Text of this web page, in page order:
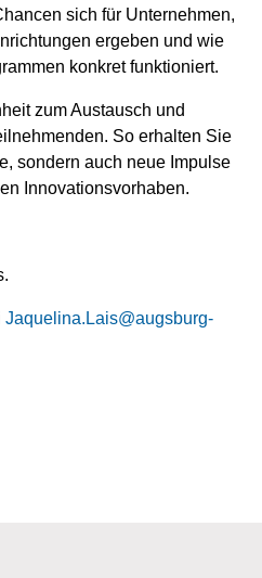
sich für Unternehmen,
ergeben und wie
konkret funktioniert.
zum Austausch und
So erhalten Sie
sondern auch neue Impulse
Innovationsvorhaben.
Jaquelina.Lais@augsburg-